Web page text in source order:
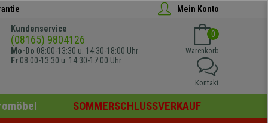
Mein Konto
Kundenservice
(08165) 9804126
Mo-Do 08:00-13:30 u. 14:30-18:00 Uhr
Fr 08:00-13:30 u. 14:30-17:00 Uhr
0
Warenkorb
Kontakt
SOMMERSCHLUSSVERKAUF